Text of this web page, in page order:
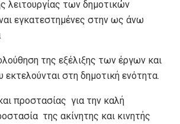
των δημοτικών
εγκατεστημένες στην ως άνω
της εξέλιξης των έργων και
στη δημοτική ενότητα.
για την καλή
της ακίνητης και κινητής